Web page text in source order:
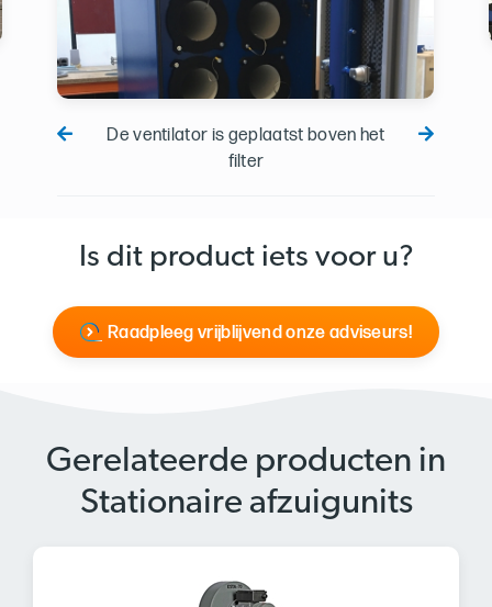
De ventilator is geplaatst boven het
filter
Is dit product iets voor u?
Raadpleeg vrijblijvend onze adviseurs!
Gerelateerde producten in
Stationaire afzuigunits